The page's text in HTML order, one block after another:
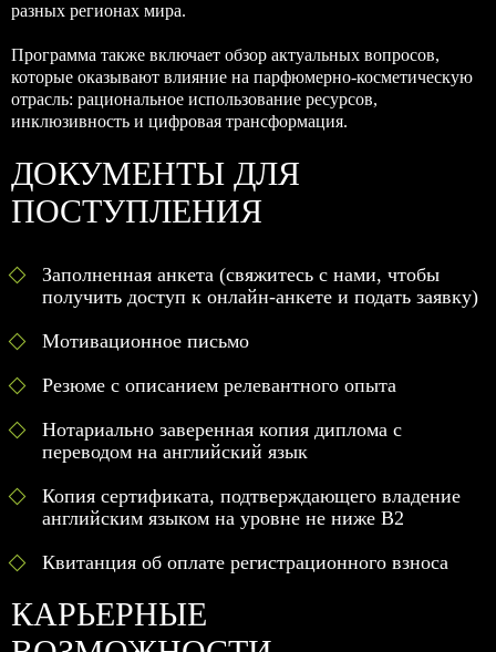
разных регионах мира.
Программа также включает обзор актуальных вопросов,
которые оказывают влияние на парфюмерно-косметическую
отрасль: рациональное использование ресурсов,
инклюзивность и цифровая трансформация.
ДОКУМЕНТЫ ДЛЯ
ПОСТУПЛЕНИЯ
Заполненная анкета (свяжитесь с нами, чтобы
получить доступ к онлайн-анкете и подать заявку)
Мотивационное письмо
Резюме с описанием релевантного опыта
Нотариально заверенная копия диплома с
переводом на английский язык
Копия сертификата, подтверждающего владение
английским языком на уровне не ниже B2
Квитанция об оплате регистрационного взноса
КАРЬЕРНЫЕ